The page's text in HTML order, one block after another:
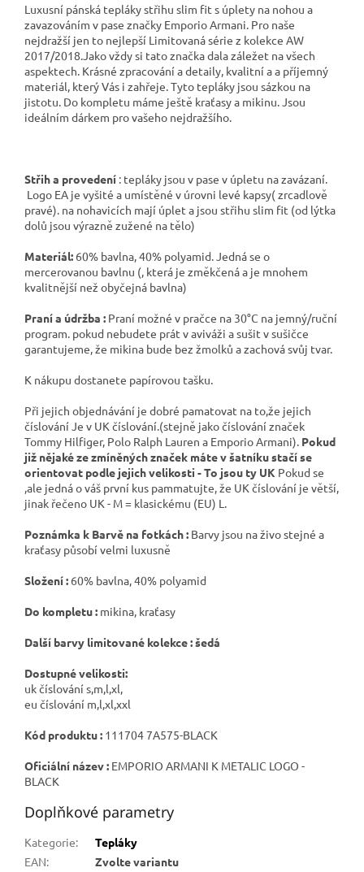
Luxusní pánská tepláky střihu slim fit s úplety na nohou a
zavazováním v pase značky Emporio Armani. Pro naše
nejdražší jen to nejlepší Limitovaná série z kolekce AW
2017/2018.Jako vždy si tato značka dala záležet na všech
aspektech. Krásné zpracování a detaily, kvalitní a a příjemný
materiál, který Vás i zahřeje. Tyto tepláky jsou sázkou na
jistotu. Do kompletu máme ještě kraťasy a mikinu. Jsou
ideálním dárkem pro vašeho nejdražšího.
Střih a provedení : tepláky jsou v pase v úpletu na zavázaní.
Logo EA je vyšité a umístěné v úrovni levé kapsy( zrcadlově
pravé). na nohavicích mají úplet a jsou střihu slim fit (od lýtka
dolů jsou výrazně zužené na tělo)
Materiál: 60% bavlna, 40% polyamid. Jedná se o
mercerovanou bavlnu (, která je změkčená a je mnohem
kvalitnější než obyčejná bavlna)
Praní a údržba : Praní možné v pračce na 30°C na jemný/ruční
program. pokud nebudete prát v aviváži a sušit v sušičce
garantujeme, že mikina bude bez žmolků a zachová svůj tvar.
K nákupu dostanete papírovou tašku.
Při jejich objednávání je dobré pamatovat na to,že jejich
číslování Je v UK číslování.(stejně jako číslování značek
Tommy Hilfiger, Polo Ralph Lauren a Emporio Armani). Pokud
již nějaké ze zmíněných značek máte v šatníku stačí se
orientovat podle jejich velikosti - To jsou ty UK Pokud se
,ale jedná o váš první kus pammatujte, že UK číslování je větší,
jinak řečeno UK - M = klasickému (EU) L.
Poznámka k Barvě na fotkách : Barvy jsou na živo stejné a
kraťasy působí velmi luxusně
Složení : 60% bavlna, 40% polyamid
Do kompletu : mikina, kraťasy
Další barvy limitované kolekce : šedá
Dostupné velikosti:
uk číslování s,m,l,xl,
eu číslování m,l,xl,xxl
Kód produktu : 111704 7A575-BLACK
Oficiální název : EMPORIO ARMANI K METALIC LOGO -
BLACK
Doplňkové parametry
Kategorie:
Tepláky
EAN:
Zvolte variantu